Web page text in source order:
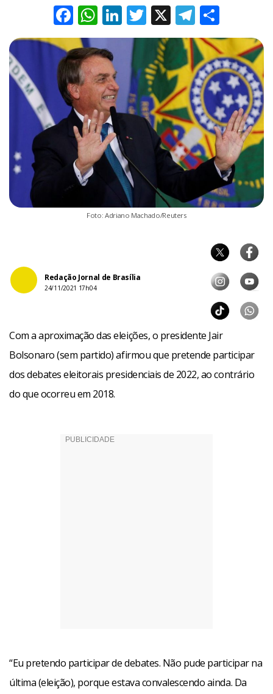
Facebook
WhatsApp
LinkedIn
Twitter
X
Foto: Adriano Machado/Reuters
Redação Jornal de Brasília
24/11/2021 17h04
Com a aproximação das eleições, o presidente Jair
Bolsonaro (sem partido) afirmou que pretende participar
dos debates eleitorais presidenciais de 2022, ao contrário
do que ocorreu em 2018.
“Eu pretendo participar de debates. Não pude participar na
última (eleição), porque estava convalescendo ainda. Da